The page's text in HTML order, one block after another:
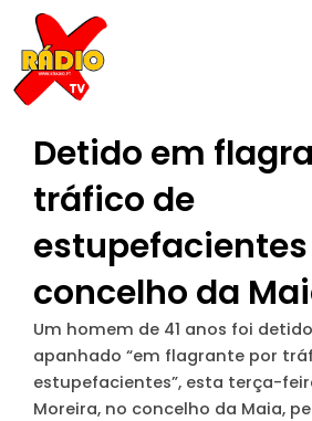
content
Detido em
tráfico de
concelho da
Um homem de 41 anos foi
apanhado “em flagrante por
estupefacientes”, esta terça-
Moreira, no concelho da Maia,